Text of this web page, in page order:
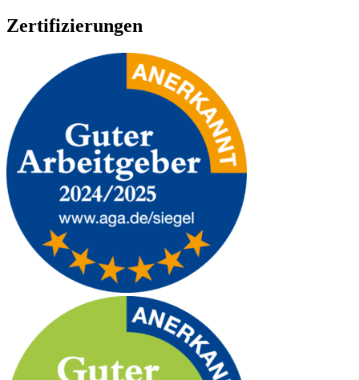
Zertifizierungen